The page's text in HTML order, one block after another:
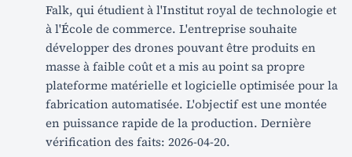
Falk, qui étudient à l'Institut royal de technologie et
à l'École de commerce. L'entreprise souhaite
développer des drones pouvant être produits en
masse à faible coût et a mis au point sa propre
plateforme matérielle et logicielle optimisée pour la
fabrication automatisée. L'objectif est une montée
en puissance rapide de la production. Dernière
vérification des faits: 2026-04-20.